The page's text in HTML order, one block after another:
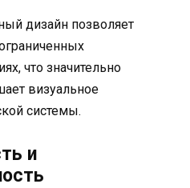
дизайн позволяет
что значительно
визуальное
системы.
и